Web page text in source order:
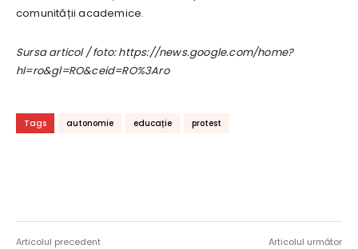
comunității academice.
Sursa articol / foto: https://news.google.com/home?
hl=ro&gl=RO&ceid=RO%3Aro
Tags autonomie educație protest
Articolul precedent Articolul următor